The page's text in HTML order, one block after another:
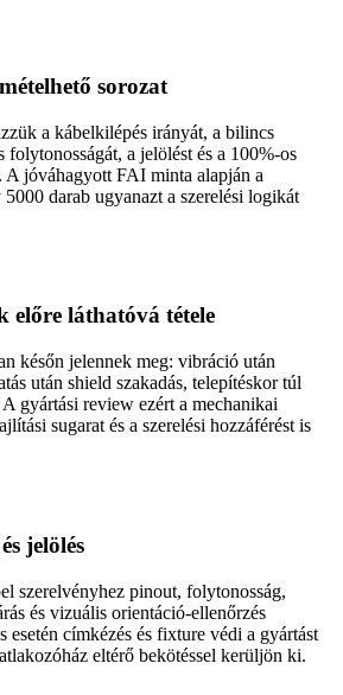
sorozat
a kábelkilépés irányát, a bilincs
a jelölést és a 100%-os
A jóváhagyott FAI minta alapján a
darab ugyanazt a szerelési logikát
előre láthatóvá tétele
későn jelennek meg: vibráció után
után shield szakadás, telepítéskor túl
gyártási review ezért a mechanikai
sugarat és a szerelési hozzáférést is
jelölés
szerelvényhez pinout, folytonosság,
és vizuális orientáció-ellenőrzés
esetén címkézés és fixture védi a gyártást
eltérő bekötéssel kerüljön ki.